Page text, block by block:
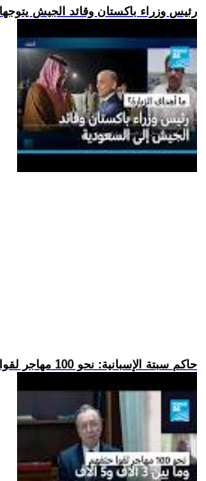
.. رئيس وزراء باكستان وقائد الجيش
.. حاكم سبتة الإسبانية: نحو 100 مهاجر لقوا حتفهم وما بين 3 آلاف